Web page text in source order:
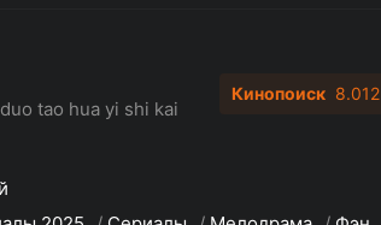
tao hua yi shi kai
Кинопоиск 8.012